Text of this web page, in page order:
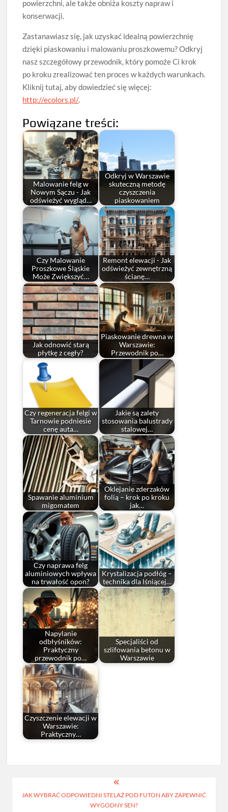
powierzchni, ale także obniża koszty napraw i
konserwacji.
Zastanawiasz się, jak uzyskać idealną powierzchnię
dzięki piaskowaniu i malowaniu proszkowemu? Odkryj
nasz szczegółowy przewodnik, który pomoże Ci krok
po kroku zrealizować ten proces w każdych warunkach.
Kliknij tutaj, aby dowiedzieć się więcej:
http://ecolors.pl/.
Powiązane treści:
Malowanie felg w
Nowym Sączu - Jak
odświeżyć wygląd…
Odkryj w Warszawie
skuteczną metodę
czyszczenia
piaskowaniem
Czy Malowanie
Proszkowe Śląskie
Może Zwiększyć…
Remont elewacji - Jak
odświeżyć zewnętrzną
ścianę…
Jak odnowić starą
płytkę z cegły?
Piaskowanie drewna w
Warszawie:
Przewodnik po…
Czy regeneracja felgi w
Tarnowie podniesie
cenę auta…
Jakie są zalety
stosowania balustrady
stalowej…
Spawanie aluminium
migomatem
Oklejanie zderzaków
folią – krok po kroku
jak…
Czy naprawa felg
aluminiowych wpływa
na trwałość opon?
Krystalizacja podłóg –
technika dla lśniącej…
Napylanie
odbłyśników:
Praktyczny
przewodnik po…
Specjaliści od
szlifowania betonu w
Warszawie
Czyszczenie elewacji w
Warszawie:
Praktyczny…
wpisu
JAK WYBRAĆ ODPOWIEDNI STELAŻ POD FUTON ABY ZAPEWNIĆ
WYGODNY SEN?